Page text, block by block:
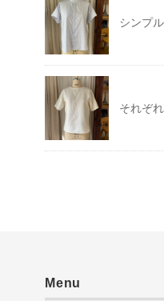
シンプル
それぞ
Menu